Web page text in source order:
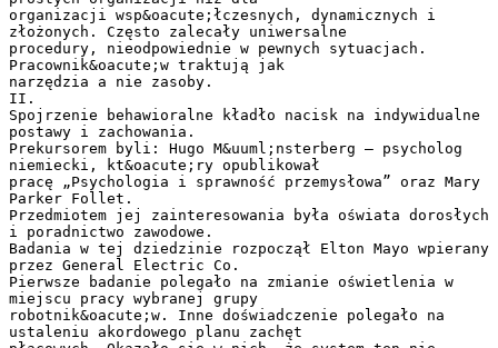
organizacji wsp&oacute;łczesnych, dynamicznych i
złożonych. Często zalecały uniwersalne
procedury, nieodpowiednie w pewnych sytuacjach.
Pracownik&oacute;w traktują jak
narzędzia a nie zasoby.
II.
Spojrzenie behawioralne kładło nacisk na indywidualne
postawy i zachowania.
Prekursorem byli: Hugo M&uuml;nsterberg – psycholog
niemiecki, kt&oacute;ry opublikował
pracę „Psychologia i sprawność przemysłowa” oraz Mary
Parker Follet.
Przedmiotem jej zainteresowania była oświata dorosłych
i poradnictwo zawodowe.
Badania w tej dziedzinie rozpoczął Elton Mayo wpierany
przez General Electric Co.
Pierwsze badanie polegało na zmianie oświetlenia w
miejscu pracy wybranej grupy
robotnik&oacute;w. Inne doświadczenie polegało na
ustaleniu akordowego planu zachęt